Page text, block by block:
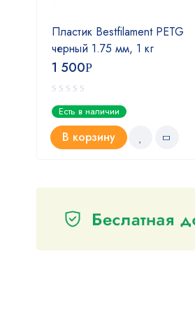
Пластик Bestfilament PETG
черный 1.75 мм, 1 кг
1 500Р
Есть в наличии
В корзину